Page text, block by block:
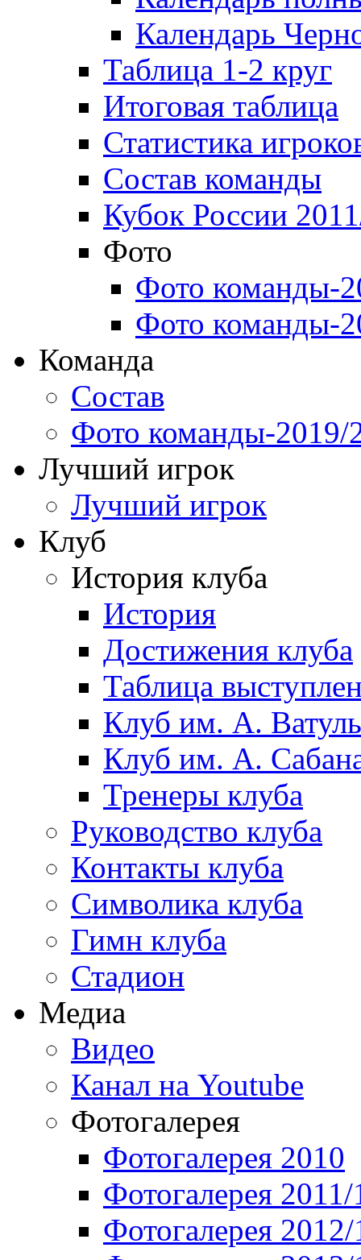
Календарь
Таблица 1-2 круг
Итоговая таблица
Статистика
Состав команды
Кубок России
Фото
Фото команды-
Фото команды-
Команда
Состав
Фото команды-2019/
Лучший игрок
Лучший игрок
Клуб
История клуба
История
Достижения клуба
Таблица
Клуб им. А.
Клуб им. А.
Тренеры клуба
Руководство клуба
Контакты клуба
Символика клуба
Гимн клуба
Стадион
Медиа
Видео
Канал на Youtube
Фотогалерея
Фотогалерея 2010
Фотогалерея 2011/
Фотогалерея